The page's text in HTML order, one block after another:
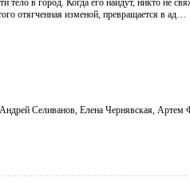
в город. Когда его найдут, никто не
отягченная изменой, превращается в ад…
Селиванов, Елена Чернявская, Артем